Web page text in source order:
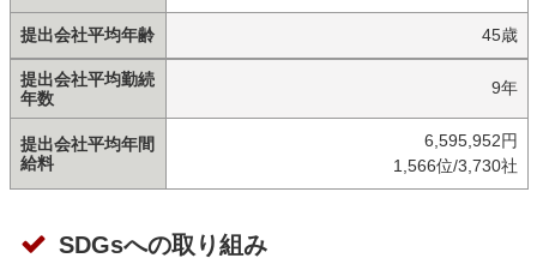
提出会社平均年齢 45歳
提出会社平均勤続
年数
9年
提出会社平均年間
給料
6,595,952円
1,566位/3,730社
SDGsへの取り組み